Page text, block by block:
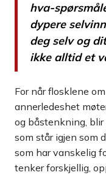
hva-
dypere
deg selv og
ikke alltid et
For når flosklene
annerledeshet
og båstenkning, blir
som står igjen som
som har vanskelig
tenker forskjellig,